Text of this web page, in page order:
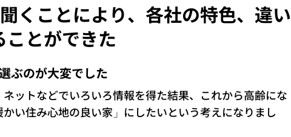
くことにより、各社の特色、違い
とができた
ぶのが大変でした
ットなどでいろいろ情報を得た結果、これから高齢にな
い住み心地の良い家」にしたいという考えになりまし